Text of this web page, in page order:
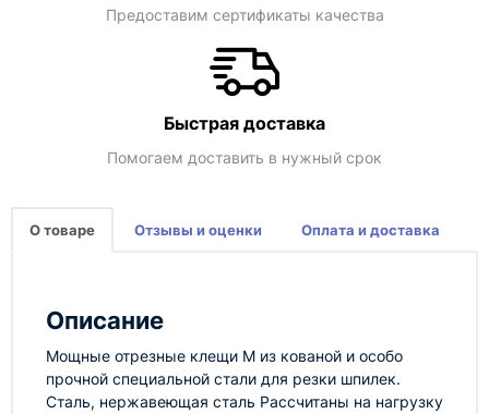
Предоставим сертификаты качества
Быстрая доставка
Помогаем доставить в нужный срок
О товаре Отзывы и оценки Оплата и доставка
Описание
Мощные отрезные клещи М из кованой и особо
прочной специальной стали для резки шпилек.
Сталь, нержавеющая сталь Рассчитаны на нагрузку